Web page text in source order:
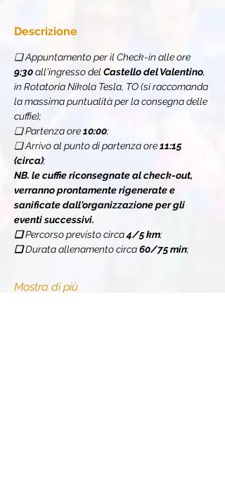
Descrizione
❏ Appuntamento per il Check-in alle ore
9:30 all'ingresso del Castello del Valentino,
in Rotatoria Nikola Tesla, TO (si raccomanda
la massima puntualità per la consegna delle
cuffie);
❏ Partenza ore 10:00;
❏ Arrivo al punto di partenza ore 11:15
(circa);
NB. le cuffie riconsegnate al check-out,
verranno prontamente rigenerate e
sanificate dall'organizzazione per gli
eventi successivi.
❏ Percorso previsto circa 4/5 km;
❏ Durata allenamento circa 60/75 min;
Mostra di più